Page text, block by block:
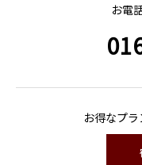
お電
お得なプ